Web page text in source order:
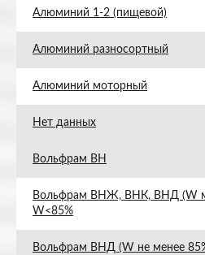
Алюминий 1-2 (пищевой)
Алюминий разносортный
Алюминий моторный
Нет данных
Вольфрам ВН
Вольфрам ВНЖ, ВНК, ВНД (W
W<85%
Вольфрам ВНД (W не менее